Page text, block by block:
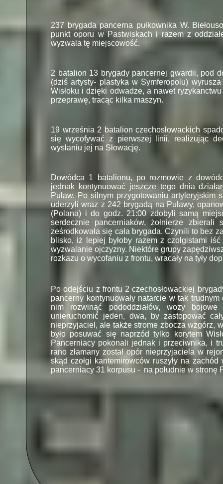
237 brygada pancerna pułkownika W.
punkt oporu w Pastwiskach i razem z
wyzwala tę miejscowość.
2 batalion 13 brygady pancernej gwardii, pod
(dziś artysty- plastyka w Symferopolu)
Wisłoku i dzięki odwadze, a nawet
przeprawę, tracąc kilka maszyn.
19 września 2 batalion czechosłowackich
się wycofywać z pierwszej linii, realizując
wysłaniu jej na Słowację.
Dowódca 1 batalionu, po rozmowie z
jednak kontynuować jeszcze tego dnia
Puław. Po silnym przygotowaniu artyleryjskim
uderzyli wraz z 242 brygadą na Puławy,
(Polana) i do godz. 21:00 zdobyli samą
serdecznie pancerniaków, żołnierze
ześrodkowała się cała brygada. Czynili to bez
blisko, iż lepiej byłoby razem z czołgistami
wyzwalanie ojczyzny. Niektóre grupy
rozkazu o wycofaniu z frontu, wracały na tyły
Po odejściu z frontu 2 czechosłowackiej
pancerny kontynuowały natarcie w tak
nim rozwinąć pododdziałów, wozy bojowe
unieruchomić jeden, dwa, by zastopować
nieprzyjaciel, ale także strome zbocza wzgórz,
było posuwać się naprzód tylko korytem
Pancerniacy pokonali jednak i przeciwnika, i
rano złamany został opór nieprzyjaciela w
skąd czołgi kantemirowców ruszyły na
pancerniacy 31 korpusu - na południe w